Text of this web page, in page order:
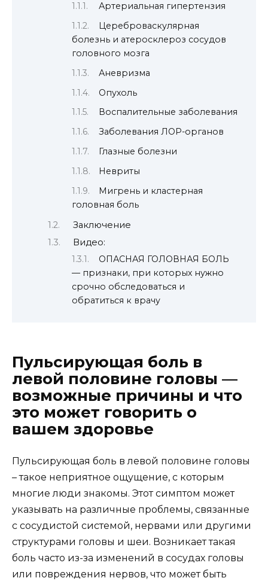
Артериальная гипертензия
Цереброваскулярная
болезнь и атеросклероз сосудов
головного мозга
Аневризма
Опухоль
Воспалительные заболевания
Заболевания ЛОР-органов
Глазные болезни
Невриты
Мигрень и кластерная
головная боль
Заключение
Видео:
ОПАСНАЯ ГОЛОВНАЯ БОЛЬ
— признаки, при которых нужно
срочно обследоваться и
обратиться к врачу
Пульсирующая боль в
левой половине головы —
возможные причины и что
это может говорить о
вашем здоровье
Пульсирующая боль в левой половине головы
– такое неприятное ощущение, с которым
многие люди знакомы. Этот симптом может
указывать на различные проблемы, связанные
с сосудистой системой, нервами или другими
структурами головы и шеи. Возникает такая
боль часто из-за изменений в сосудах головы
или повреждения нервов, что может быть